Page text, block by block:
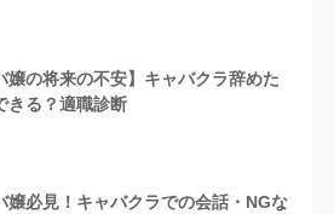
嬢の将来の不安】キャバクラ辞めた
きる？適職診断
嬢必見！キャバクラでの会話・NGな